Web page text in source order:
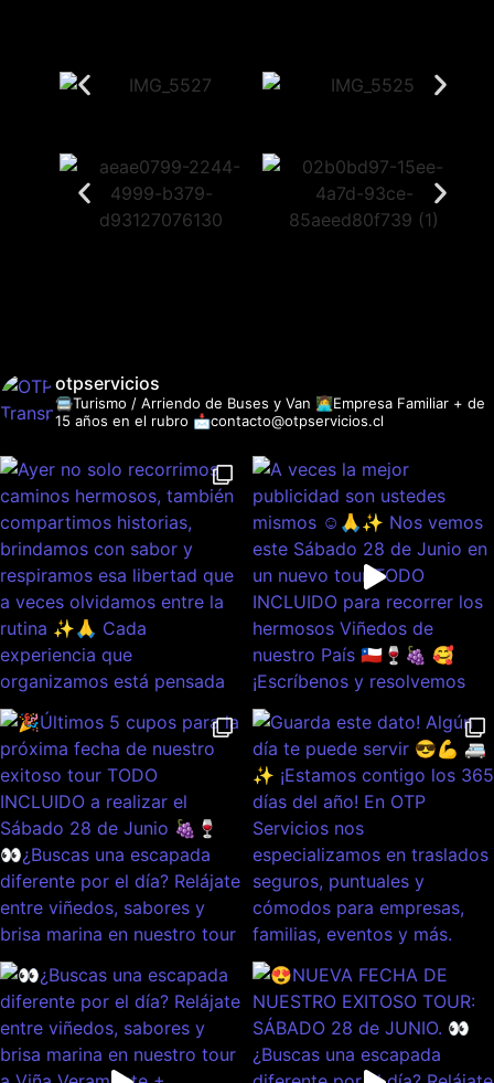
otpservicios
🚍Turismo / Arriendo de Buses y Van 👩‍💻Empresa Familiar + de
15 años en el rubro 📩contacto@otpservicios.cl